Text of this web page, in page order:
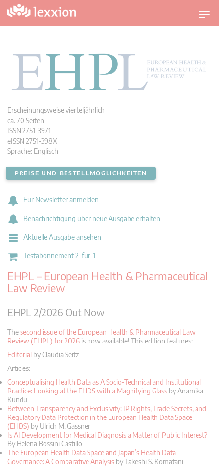
U
m
a
l
Erscheinungsweise vierteljährlich
ca. 70 Seiten
ISSN 2751-3971
eISSN 2751-398X
Sprache: Englisch
PREISE UND BESTELLMÖGLICHKEITEN
Für Newsletter anmelden
Benachrichtigung über neue Ausgabe erhalten
Aktuelle Ausgabe ansehen
Testabonnement 2-für-1
EHPL – European Health & Pharmaceutical
Law Review
EHPL 2/2026 Out Now
Thesecond issue of the European Health & Pharmaceutical Law
Review (EHPL) for 2026 is now available! This edition features:
Editorial by Claudia Seitz
Articles:
Conceptualising Health Data as A Socio-Technical and Institutional
Practice: Looking at the EHDS with a Magnifying Glass by Anamika
Kundu
Between Transparency and Exclusivity: IP Rights, Trade Secrets, and
Regulatory Data Protection in the European Health Data Space
(EHDS) by Ulrich M. Gassner
Is AI Development for Medical Diagnosis a Matter of Public Interest?
By Helena Bossini Castillo
The European Health Data Space and Japan’s Health Data
Governance: A Comparative Analysis by Takeshi S. Komatani